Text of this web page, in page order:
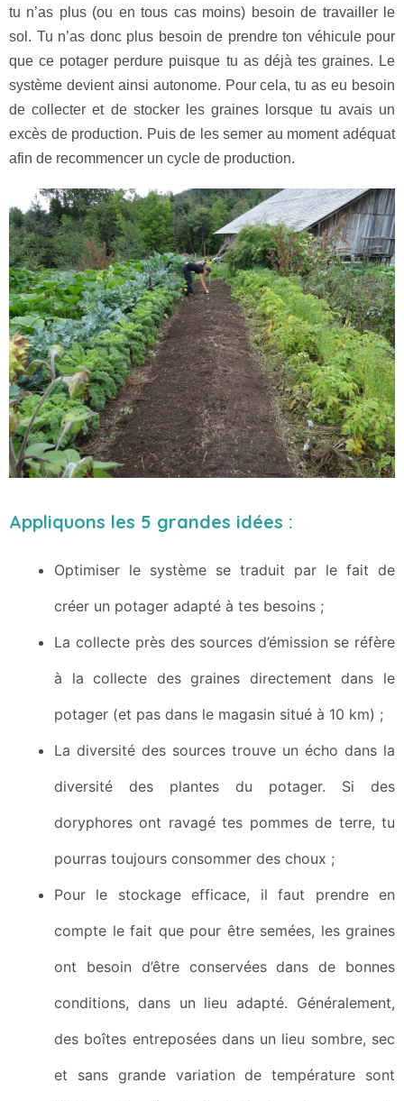
tu n’as plus (ou en tous cas moins) besoin de travailler le
sol. Tu n’as donc plus besoin de prendre ton véhicule pour
que ce potager perdure puisque tu as déjà tes graines. Le
système devient ainsi autonome. Pour cela, tu as eu besoin
de collecter et de stocker les graines lorsque tu avais un
excès de production. Puis de les semer au moment adéquat
afin de recommencer un cycle de production.
Appliquons les 5 grandes idées :
Optimiser le système se traduit par le fait de
créer un potager adapté à tes besoins ;
La collecte près des sources d’émission se réfère
à la collecte des graines directement dans le
potager (et pas dans le magasin situé à 10 km) ;
La diversité des sources trouve un écho dans la
diversité des plantes du potager. Si des
doryphores ont ravagé tes pommes de terre, tu
pourras toujours consommer des choux ;
Pour le stockage efficace, il faut prendre en
compte le fait que pour être semées, les graines
ont besoin d’être conservées dans de bonnes
conditions, dans un lieu adapté. Généralement,
des boîtes entreposées dans un lieu sombre, sec
et sans grande variation de température sont